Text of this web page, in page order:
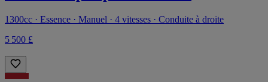
1300cc · Essence · Manuel · 4 vitesses · Conduite à droite
5 500 £